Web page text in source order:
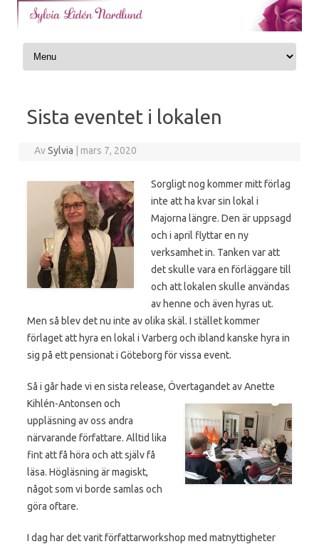
Skip to content
Sista eventet i lokalen
AvSylvia mars 7, 2020
Sorgligt nog kommer mitt förlag
inte att ha kvar sin lokal i
Majorna längre. Den är uppsagd
och i april flyttar en ny
verksamhet in. Tanken var att
det skulle vara en förläggare till
och att lokalen skulle användas
av henne och även hyras ut.
Men så blev det nu inte av olika skäl. I stället kommer
förlaget att hyra en lokal i Varberg och ibland kanske hyra in
sig på ett pensionat i Göteborg för vissa event.
Så i går hade vi en sista release, Övertagandet av Anette
Kihlén-Antonsen och
uppläsning av oss andra
närvarande författare. Alltid lika
fint att få höra och att själv få
läsa. Högläsning är magiskt,
något som vi borde samlas och
göra oftare.
I dag har det varit författarworkshop med matnyttigheter